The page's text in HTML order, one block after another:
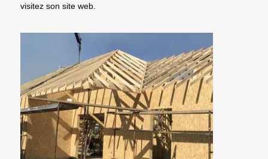
visitez son site web.